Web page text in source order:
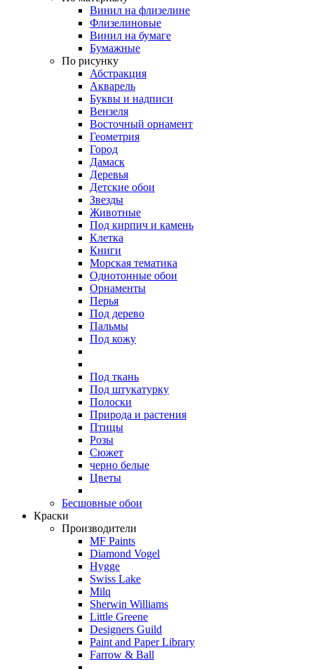
Винил на флизелине
Флизелиновые
Винил на бумаге
Бумажные
По рисунку
Абстракция
Акварель
Буквы и надписи
Вензеля
Восточный орнамент
Геометрия
Город
Дамаск
Деревья
Детские обои
Звезды
Животные
Под кирпич и камень
Клетка
Книги
Морская тематика
Однотонные обои
Орнаменты
Перья
Под дерево
Пальмы
Под кожу
Под ткань
Под штукатурку
Полоски
Природа и растения
Птицы
Розы
Сюжет
черно белые
Цветы
Бесшовные обои
Краски
Производители
MF Paints
Diamond Vogel
Hygge
Swiss Lake
Milq
Sherwin Williams
Little Greene
Designers Guild
Paint and Paper Library
Farrow & Ball